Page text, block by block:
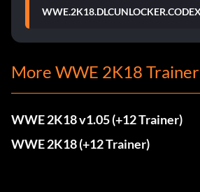
More WWE 2K18
WWE 2K18 v1.05 (+12 Trainer)
WWE 2K18 (+12 Trainer)